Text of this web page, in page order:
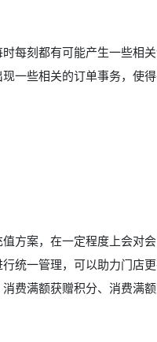
每刻都有可能产生一些相
一些相关的订单事务，使
方案，在一定程度上会对
统一管理，可以助力门店
费满额获赠积分、消费满